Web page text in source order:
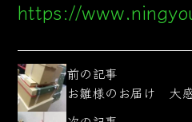
https://
前の記事
お雛様のお届け 大